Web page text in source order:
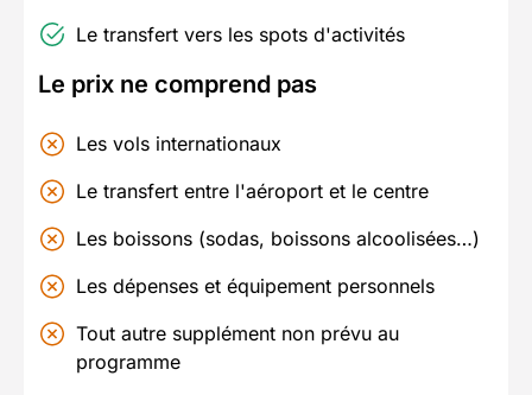
Le transfert vers les spots d'activités
Le prix ne comprend pas
Les vols internationaux
Le transfert entre l'aéroport et le centre
Les boissons (sodas, boissons alcoolisées…)
Les dépenses et équipement personnels
Tout autre supplément non prévu au
programme